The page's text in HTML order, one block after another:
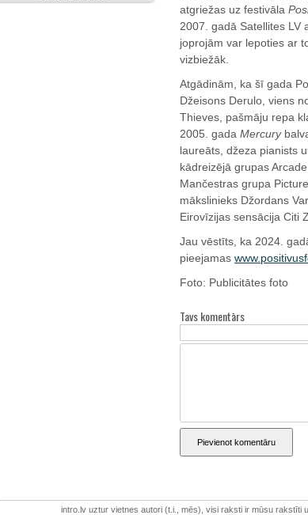
atgriežas uz festivāla
2007. gadā Satellites LV
joprojām var lepoties ar
vizbiežāk.
Atgādinām, ka šī gada
Džeisons Derulo, viens
Thieves, pašmāju repa
2005. gada Mercury
laureāts, džeza pianists
kādreizējā grupas
Mančestras grupa
mākslinieks Džordans
Eirovīzijas sensācija Citi
Jau vēstīts, ka 2024.
pieejamas
Foto: Publicitātes foto
Tavs komentārs
Pievienot komentāru
intro.lv uztur vietnes autori (t.i., mēs), visi raksti ir mūsu rakstīti